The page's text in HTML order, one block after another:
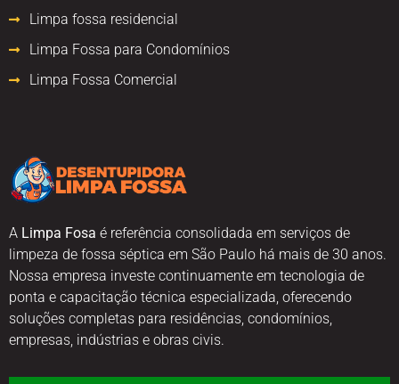
A Limpa Fosa é referência consolidada em serviços de
limpeza de fossa séptica em São Paulo há mais de 30 anos.
Nossa empresa investe continuamente em tecnologia de
ponta e capacitação técnica especializada, oferecendo
soluções completas para residências, condomínios,
empresas, indústrias e obras civis.
Limpa fossa residencial
Limpa Fossa para Condomínios
Limpa Fossa Comercial